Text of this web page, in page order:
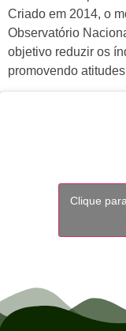
Criado em 2014, o
Observatório
objetivo reduzir os
promovendo
Clique